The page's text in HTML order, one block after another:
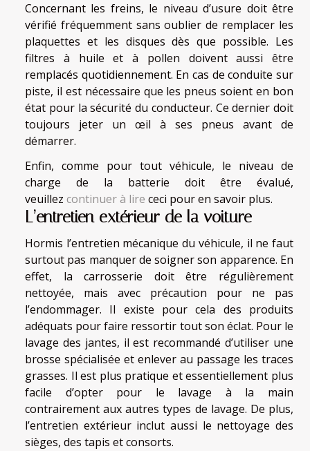
Concernant les freins, le niveau d’usure doit être
vérifié fréquemment sans oublier de remplacer les
plaquettes et les disques dès que possible. Les
filtres à huile et à pollen doivent aussi être
remplacés quotidiennement. En cas de conduite sur
piste, il est nécessaire que les pneus soient en bon
état pour la sécurité du conducteur. Ce dernier doit
toujours jeter un œil à ses pneus avant de
démarrer.
Enfin, comme pour tout véhicule, le niveau de
charge de la batterie doit être évalué,
veuillez continuer à lire ceci pour en savoir plus.
L’entretien extérieur de la voiture
Hormis l’entretien mécanique du véhicule, il ne faut
surtout pas manquer de soigner son apparence. En
effet, la carrosserie doit être régulièrement
nettoyée, mais avec précaution pour ne pas
l’endommager. Il existe pour cela des produits
adéquats pour faire ressortir tout son éclat. Pour le
lavage des jantes, il est recommandé d’utiliser une
brosse spécialisée et enlever au passage les traces
grasses. Il est plus pratique et essentiellement plus
facile d’opter pour le lavage à la main
contrairement aux autres types de lavage. De plus,
l’entretien extérieur inclut aussi le nettoyage des
sièges, des tapis et consorts.